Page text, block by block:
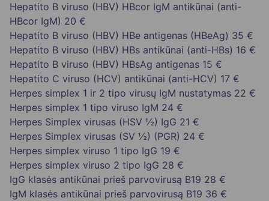
Hepatito B viruso (HBV) HBcor IgM antikūnai (anti-
HBcor IgM) 20 €
Hepatito B viruso (HBV) HBe antigenas (HBeAg) 35 €
Hepatito B viruso (HBV) HBs antikūnai (anti-HBs) 16 €
Hepatito B viruso (HBV) HBsAg antigenas 15 €
Hepatito C viruso (HCV) antikūnai (anti-HCV) 17 €
Herpes simplex 1 ir 2 tipo virusų IgM nustatymas 22 €
Herpes simplex 1 tipo viruso IgM 24 €
Herpes Simplex virusas (HSV ½) IgG 21 €
Herpes Simplex virusas (SV ½) (PGR) 24 €
Herpes simplex viruso 1 tipo IgG 19 €
Herpes simplex viruso 2 tipo IgG 28 €
IgG klasės antikūnai prieš parvovirusą B19 28 €
IgM klasės antikūnai prieš parvovirusą B19 36 €